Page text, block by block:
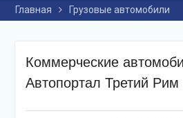
Главная Грузовые автомобили
Коммерческие
Автопортал Третий Рим